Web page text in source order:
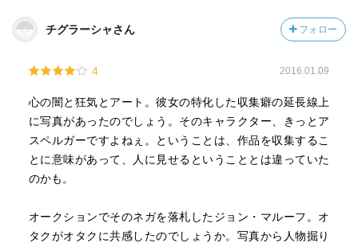
チグラーシャさん フォロー
4 2016.01.09
心の闇と狂気とアート。彼女の特化した収集癖の延長線上
に写真があったのでしょう。そのキャラクター、きっとア
スペルガーですよねぇ。ということは、作品を収集するこ
とに意味があって、人に見せるということとは違っていた
のかも。
オークションでそのネガを落札したジョン・マルーフ。オ
タクがオタクに共感したのでしょうか。写真から人物掘り